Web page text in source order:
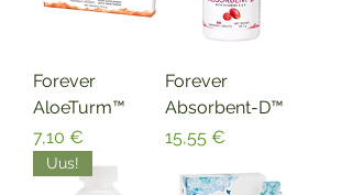
Forever
AloeTurm™
Hinta
7,10 €
Forever
Absorbent-D™
Hinta
15,55 €
Uus!